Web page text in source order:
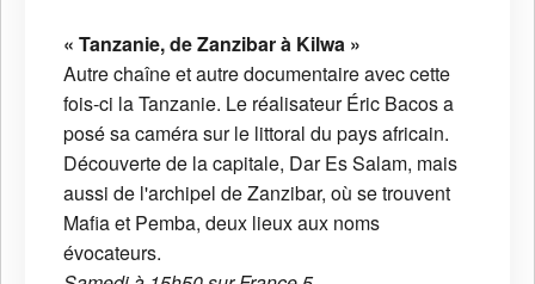
« Tanzanie, de Zanzibar à Kilwa »
Autre chaîne et autre documentaire avec cette
fois-ci la Tanzanie. Le réalisateur Éric Bacos a
posé sa caméra sur le littoral du pays africain.
Découverte de la capitale, Dar Es Salam, mais
aussi de l'archipel de Zanzibar, où se trouvent
Mafia et Pemba, deux lieux aux noms
évocateurs.